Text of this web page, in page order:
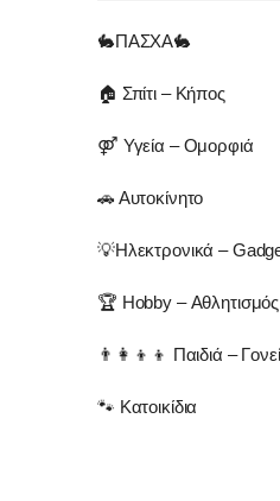
🐇ΠΑΣΧΑ🐇
🏠 Σπίτι – Κήπος
⚤ Υγεία – Ομορφιά
🚗 Αυτοκίνητο
💡Ηλεκτρονικά –
🏆 Hobby – Αθλητισμός
👨‍👩‍👦‍👦 Παιδιά –
🐾 Κατοικίδια